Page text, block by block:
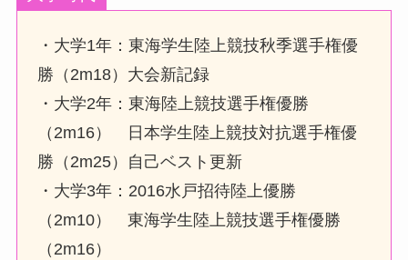
・大学1年：東海学生陸上競技秋季選手権優
勝（2m18）大会新記録
・大学2年：東海陸上競技選手権優勝
（2m16） 日本学生陸上競技対抗選手権優
勝（2m25）自己ベスト更新
・大学3年：2016水戸招待陸上優勝
（2m10） 東海学生陸上競技選手権優勝
（2m16）